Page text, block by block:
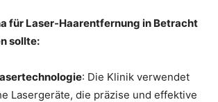
für Laser-Haarentfernung in Betracht
sollte:
: Die Klinik verwendet
Lasergeräte, die präzise und effektive